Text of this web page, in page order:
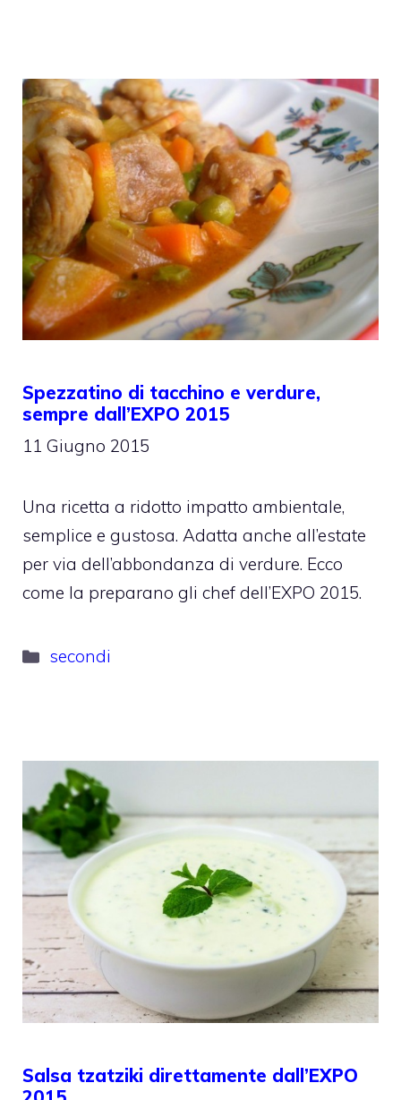
Spezzatino di tacchino e verdure,
sempre dall’EXPO 2015
11 Giugno 2015
Una ricetta a ridotto impatto ambientale,
semplice e gustosa. Adatta anche all’estate
per via dell’abbondanza di verdure. Ecco
come la preparano gli chef dell’EXPO 2015.
Categorie
secondi
Salsa tzatziki direttamente dall’EXPO